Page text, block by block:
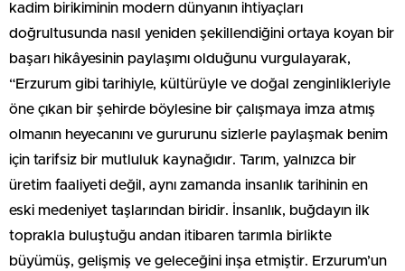
kadim birikiminin modern dünyanın ihtiyaçları
doğrultusunda nasıl yeniden şekillendiğini ortaya koyan bir
başarı hikâyesinin paylaşımı olduğunu vurgulayarak,
“Erzurum gibi tarihiyle, kültürüyle ve doğal zenginlikleriyle
öne çıkan bir şehirde böylesine bir çalışmaya imza atmış
olmanın heyecanını ve gururunu sizlerle paylaşmak benim
için tarifsiz bir mutluluk kaynağıdır. Tarım, yalnızca bir
üretim faaliyeti değil, aynı zamanda insanlık tarihinin en
eski medeniyet taşlarından biridir. İnsanlık, buğdayın ilk
toprakla buluştuğu andan itibaren tarımla birlikte
büyümüş, gelişmiş ve geleceğini inşa etmiştir. Erzurum’un